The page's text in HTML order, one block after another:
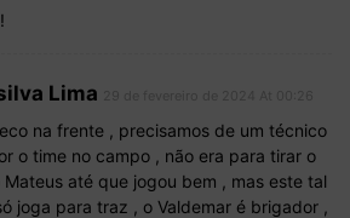
Lima
na frente , precisamos de um técnico
o time no campo , não era para tirar o
Mateus até que jogou bem , mas este tal
joga para traz , o Valdemar é brigador ,